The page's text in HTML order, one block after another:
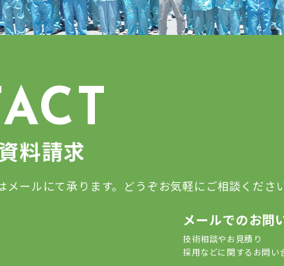
料請求
ールにて承ります。どうぞお気軽にご相談ください
メールでのお問
技術相談やお見積り
採用などに関するお問い